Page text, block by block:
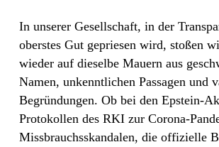
In unserer Gesellschaft, in der
oberstes Gut gepriesen wird, stoßen
wieder auf dieselbe Mauern aus
Namen, unkenntlichen Passagen und
Begründungen. Ob bei den Epstein-
Protokollen des RKI zur Corona-
Missbrauchsskandalen, die offizielle